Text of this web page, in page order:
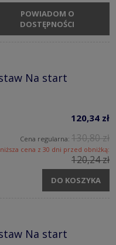
POWIADOM O
DOSTĘPNOŚCI
Na start
120,34 zł
Cena regularna: 130,80 zł
cena z 30 dni przed obniżką:
120,24 zł
DO KOSZYKA
Na start